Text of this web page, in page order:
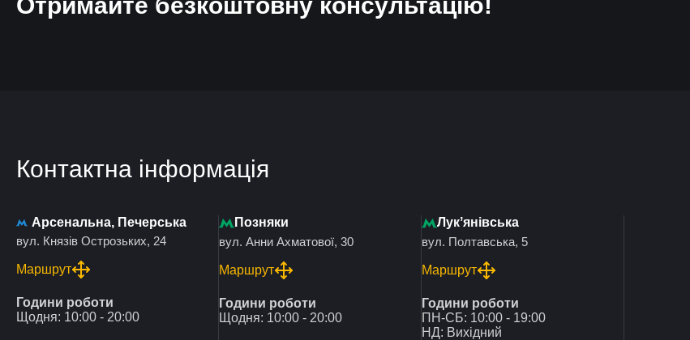
Контактна інформація
Арсенальна, Печерська
вул. Князів Острозьких, 24
Маршрут
Години роботи
Щодня: 10:00 - 20:00
Позняки
вул. Анни Ахматової, 30
Маршрут
Години роботи
Щодня: 10:00 - 20:00
Лукʼянівська
вул. Полтавська, 5
Маршрут
Години роботи
ПН-СБ: 10:00 - 19:00
НД: Вихідний